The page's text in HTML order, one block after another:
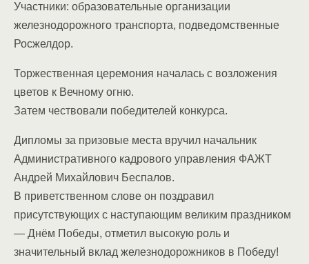
Участники: образовательные организации
железнодорожного транспорта, подведомственные
Росжелдор.
Торжественная церемония началась с возложения
цветов к Вечному огню.
Затем чествовали победителей конкурса.
Дипломы за призовые места вручил начальник
Административного кадрового управления ФАЖТ
Андрей Михайлович Беспалов.
В приветственном слове он поздравил
присутствующих с наступающим великим праздником
— Днём Победы, отметил высокую роль и
значительный вклад железнодорожников в Победу!